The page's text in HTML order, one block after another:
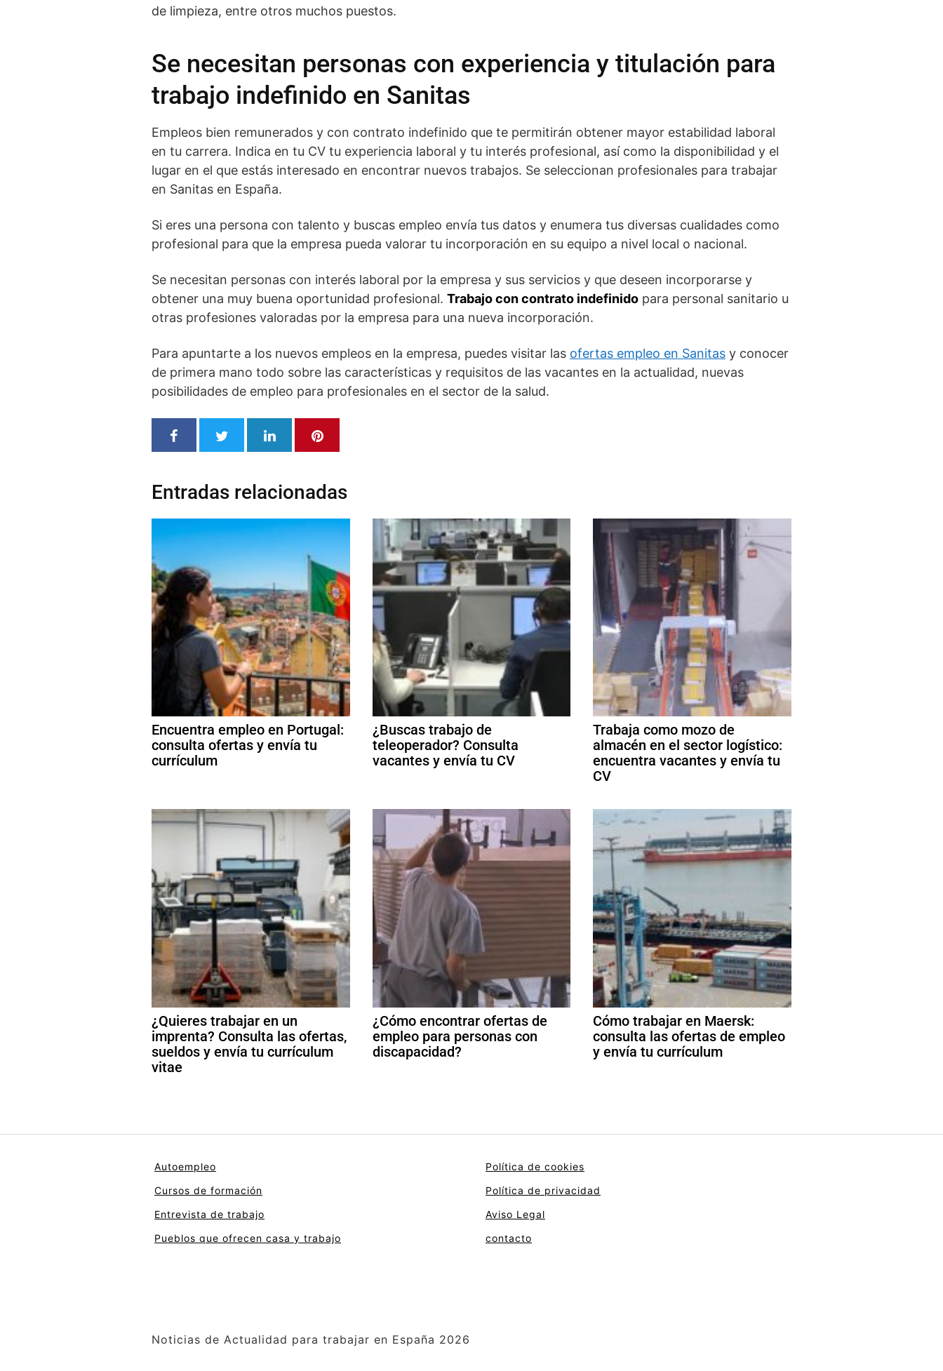
de limpieza, entre otros muchos puestos.
Se necesitan personas con experiencia y titulación para
trabajo indefinido en Sanitas
Empleos bien remunerados y con contrato indefinido que te permitirán obtener mayor estabilidad laboral
en tu carrera. Indica en tu CV tu experiencia laboral y tu interés profesional, así como la disponibilidad y el
lugar en el que estás interesado en encontrar nuevos trabajos. Se seleccionan profesionales para trabajar
en Sanitas en España.
Si eres una persona con talento y buscas empleo envía tus datos y enumera tus diversas cualidades como
profesional para que la empresa pueda valorar tu incorporación en su equipo a nivel local o nacional.
Se necesitan personas con interés laboral por la empresa y sus servicios y que deseen incorporarse y
obtener una muy buena oportunidad profesional. Trabajo con contrato indefinido para personal sanitario u
otras profesiones valoradas por la empresa para una nueva incorporación.
Para apuntarte a los nuevos empleos en la empresa, puedes visitar las ofertas empleo en Sanitas y conocer
de primera mano todo sobre las características y requisitos de las vacantes en la actualidad, nuevas
posibilidades de empleo para profesionales en el sector de la salud.
Entradas relacionadas
Encuentra empleo en Portugal:
consulta ofertas y envía tu
currículum
¿Buscas trabajo de
teleoperador? Consulta
vacantes y envía tu CV
Trabaja como mozo de
almacén en el sector logístico:
encuentra vacantes y envía tu
CV
¿Quieres trabajar en un
imprenta? Consulta las ofertas,
sueldos y envía tu currículum
vitae
¿Cómo encontrar ofertas de
empleo para personas con
discapacidad?
Cómo trabajar en Maersk:
consulta las ofertas de empleo
y envía tu currículum
Autoempleo
Cursos de formación
Entrevista de trabajo
Pueblos que ofrecen casa y trabajo
Política de cookies
Política de privacidad
Aviso Legal
contacto
Noticias de Actualidad para trabajar en España 2026